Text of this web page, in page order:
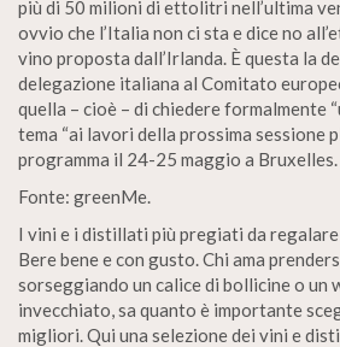
più di 50 milioni di ettolitri nell’ultima
ovvio che l’Italia non ci sta e dice no
vino proposta dall’Irlanda. È questa la
delegazione italiana al Comitato
quella – cioè – di chiedere formalmente
tema “ai lavori della prossima sessione
programma il 24-25 maggio a Bruxelles.
Fonte: greenMe.
I vini e i distillati più pregiati da regalare
Bere bene e con gusto. Chi ama
sorseggiando un calice di bollicine o un
invecchiato, sa quanto è importante
migliori. Qui una selezione dei vini e